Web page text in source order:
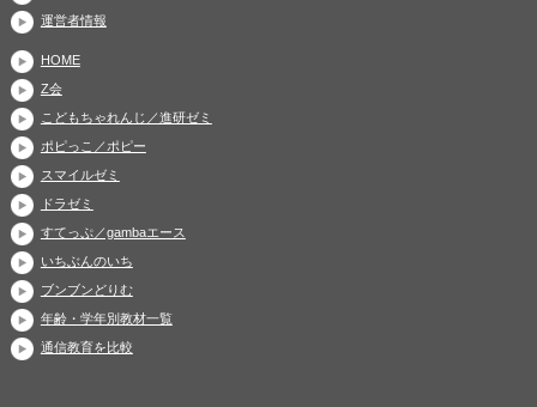
運営者情報
HOME
Z会
こどもちゃれんじ／進研ゼミ
ポピっこ／ポピー
スマイルゼミ
ドラゼミ
すてっぷ／gambaエース
いちぶんのいち
ブンブンどりむ
年齢・学年別教材一覧
通信教育を比較